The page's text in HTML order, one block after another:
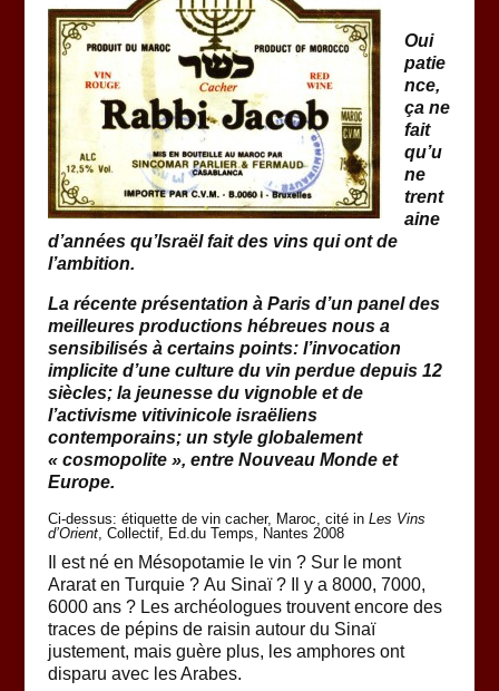
Oui
patie
nce,
ça ne
fait
qu’u
ne
trent
aine
d’années qu’Israël fait des vins qui ont de
l’ambition.
La récente présentation à Paris d’un panel des
meilleures productions hébreues nous a
sensibilisés à certains points: l’invocation
implicite d’une culture du vin perdue depuis 12
siècles; la jeunesse du vignoble et de
l’activisme vitivinicole israëliens
contemporains; un style globalement
« cosmopolite », entre Nouveau Monde et
Europe.
Ci-dessus: étiquette de vin cacher, Maroc, cité in Les Vins
d’Orient, Collectif, Ed.du Temps, Nantes 2008
Il est né en Mésopotamie le vin ? Sur le mont
Ararat en Turquie ? Au Sinaï ? Il y a 8000, 7000,
6000 ans ? Les archéologues trouvent encore des
traces de pépins de raisin autour du Sinaï
justement, mais guère plus, les amphores ont
disparu avec les Arabes.